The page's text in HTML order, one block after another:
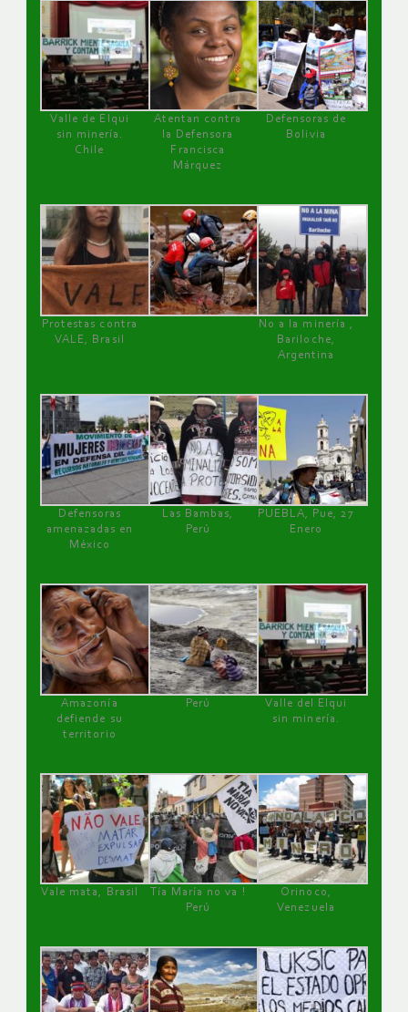
Valle de Elqui
sin minería.
Chile
Atentan contra
la Defensora
Francisca
Márquez
Defensoras de
Bolivia
Protestas contra
VALE, Brasil
No a la minería ,
Bariloche,
Argentina
Defensoras
amenazadas en
México
Las Bambas,
Perú
PUEBLA, Pue, 27
Enero
Amazonía
defiende su
territorio
Perú
Valle del Elqui
sin minería.
Vale mata, Brasil
Tía María no va !
Perú
Orinoco,
Venezuela